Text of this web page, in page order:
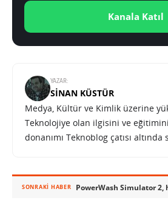
Kanala Katıl
YAZAR:
SINAN KÜSTÜR
Medya, Kültür ve Kimlik üzerine
Teknolojiye olan ilgisini ve
donanımı Teknoblog çatısı altında
SONRAKI HABER